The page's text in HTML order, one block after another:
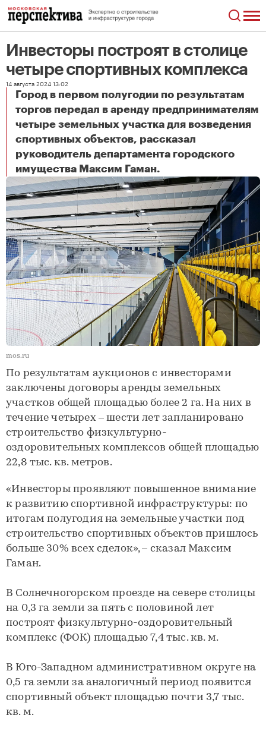
Инвесторы построят в столице
четыре спортивных комплекса
14 августа 2024 13:02
Город в первом полугодии по результатам
торгов передал в аренду предпринимателям
четыре земельных участка для возведения
спортивных объектов, рассказал
руководитель департамента городского
имущества Максим Гаман.
mos.ru
По результатам аукционов с инвесторами
заключены договоры аренды земельных
участков общей площадью более 2 га. На них в
течение четырех – шести лет запланировано
строительство физкультурно-
оздоровительных комплексов общей площадью
22,8 тыс. кв. метров.
«Инвесторы проявляют повышенное внимание
к развитию спортивной инфраструктуры: по
итогам полугодия на земельные участки под
строительство спортивных объектов пришлось
больше 30% всех сделок», – сказал Максим
Гаман.
В Солнечногорском проезде на севере столицы
на 0,3 га земли за пять с половиной лет
построят физкультурно-оздоровительный
комплекс (ФОК) площадью 7,4 тыс. кв. м.
В Юго-Западном административном округе на
0,5 га земли за аналогичный период появится
спортивный объект площадью почти 3,7 тыс.
кв. м.